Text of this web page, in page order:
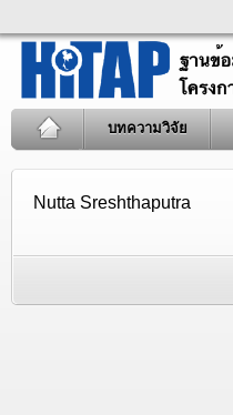
บทความวิจัย
Nutta Sreshthaputra